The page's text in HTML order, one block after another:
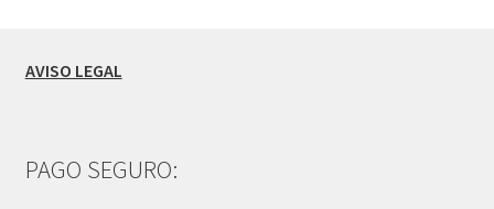
AVISO LEGAL
PAGO SEGURO: